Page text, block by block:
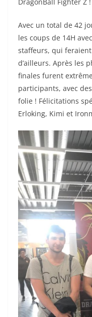
Avec un total de 42
les coups de 14H
staffeurs, qui
d’ailleurs. Après les
finales furent
participants, avec
folie ! Félicitations
Erloking, Kimi et